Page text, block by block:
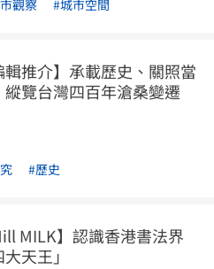
觀察 #城市空間
輯推介】承載歷史、關照當
縱覽台灣四百年滄桑變遷
#歷史
MILK】認識香港書法界
大天王」